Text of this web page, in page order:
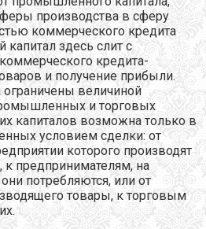
производства в сферу
коммерческого кредита
капитал здесь слит с
кредита-
и получение прибыли.
величиной
и торговых
капиталов возможна только в
условием сделки: от
которого производят
к предпринимателям, на
потребляются, или от
товары, к торговым